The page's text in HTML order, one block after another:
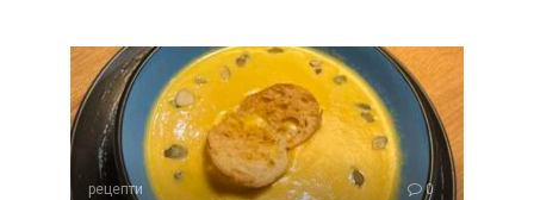
рецепти 0